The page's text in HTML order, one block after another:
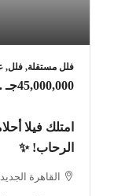
فلل مستقلة, فلل,
45,000,000جـ . م
امتلك فيلا
الرحاب! ✨
القاهرة